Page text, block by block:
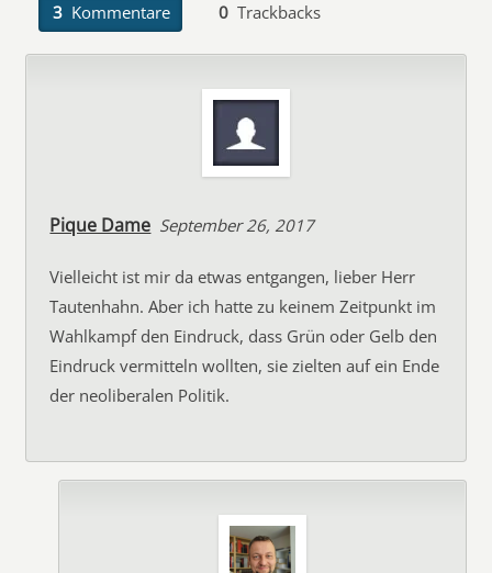
3 Kommentare 0 Trackbacks
Pique Dame September 26, 2017
Vielleicht ist mir da etwas entgangen, lieber Herr
Tautenhahn. Aber ich hatte zu keinem Zeitpunkt im
Wahlkampf den Eindruck, dass Grün oder Gelb den
Eindruck vermitteln wollten, sie zielten auf ein Ende
der neoliberalen Politik.